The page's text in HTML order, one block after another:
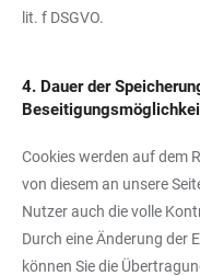
lit. f DSGVO.
4. Dauer der
Cookies werden auf dem
von diesem an unsere
Nutzer auch die volle
Durch eine Änderung der
können Sie die